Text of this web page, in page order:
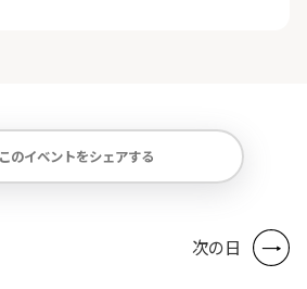
このイベントをシェアする
次の日